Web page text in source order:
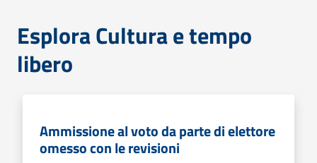
Esplora Cultura e tempo
libero
Ammissione al voto da parte di elettore
omesso con le revisioni